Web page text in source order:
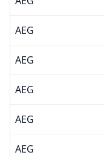
AEG
AEG
AEG
AEG
AEG